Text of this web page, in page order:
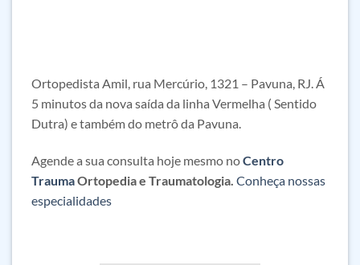
Ortopedista Amil, rua Mercúrio, 1321 – Pavuna, RJ. Á
5 minutos da nova saída da linha Vermelha ( Sentido
Dutra) e também do metrô da Pavuna.
Agende a sua consulta hoje mesmo noCentro
TraumaOrtopedia e Traumatologia. Conheça nossas
especialidades